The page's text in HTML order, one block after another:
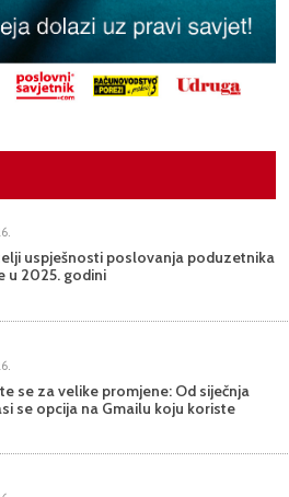
uspješnosti poslovanja poduzetnika
u 2025. godini
se za velike promjene: Od siječnja
se opcija na Gmailu koju koriste